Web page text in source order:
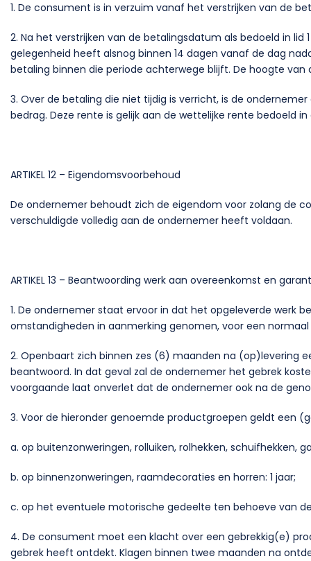
1. De consument is in verzuim vanaf het verstrijken van de
2. Na het verstrijken van de betalingsdatum als bedoeld in
gelegenheid heeft alsnog binnen 14 dagen vanaf de dag
betaling binnen die periode achterwege blijft. De hoogte
3. Over de betaling die niet tijdig is verricht, is de
bedrag. Deze rente is gelijk aan de wettelijke rente bedoeld in
ARTIKEL 12 – Eigendomsvoorbehoud
De ondernemer behoudt zich de eigendom voor zolang de
verschuldigde volledig aan de ondernemer heeft voldaan.
ARTIKEL 13 – Beantwoording werk aan overeenkomst en
1. De ondernemer staat ervoor in dat het opgeleverde werk
omstandigheden in aanmerking genomen, voor een
2. Openbaart zich binnen zes (6) maanden na (op)levering
beantwoord. In dat geval zal de ondernemer het gebrek
voorgaande laat onverlet dat de ondernemer ook na de
3. Voor de hieronder genoemde productgroepen geldt een
a. op buitenzonweringen, rolluiken, rolhekken, schuifhekken,
b. op binnenzonweringen, raamdecoraties en horren: 1 jaar;
c. op het eventuele motorische gedeelte ten behoeve van
4. De consument moet een klacht over een gebrekkig(e)
gebrek heeft ontdekt. Klagen binnen twee maanden na